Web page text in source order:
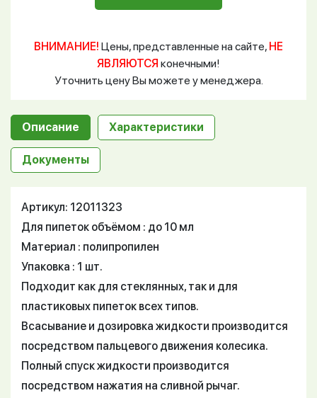
ВНИМАНИЕ! Цены, представленные на сайте, НЕ
ЯВЛЯЮТСЯ конечными!
Уточнить цену Вы можете у менеджера.
Описание Характеристики
Документы
Артикул: 12011323
Для пипеток объёмом : до 10 мл
Материал : полипропилен
Упаковка : 1 шт.
Подходит как для стеклянных, так и для
пластиковых пипеток всех типов.
Всасывание и дозировка жидкости производится
посредством пальцевого движения колесика.
Полный спуск жидкости производится
посредством нажатия на сливной рычаг.